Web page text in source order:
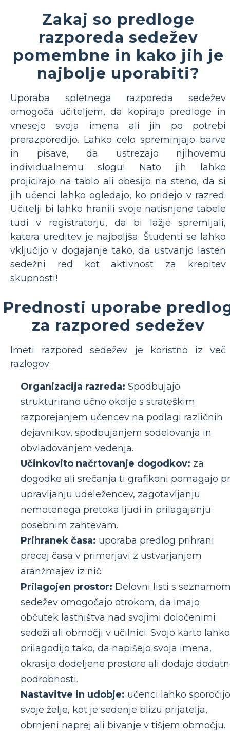
Zakaj so predloge
razporeda sedežev
pomembne in kako jih je
najbolje uporabiti?
Uporaba spletnega razporeda sedežev
omogoča učiteljem, da kopirajo predloge in
vnesejo svoja imena ali jih po potrebi
prerazporedijo. Lahko celo spreminjajo barve
in pisave, da ustrezajo njihovemu
individualnemu slogu! Nato jih lahko
projicirajo na tablo ali obesijo na steno, da si
jih učenci lahko ogledajo, ko pridejo v razred.
Učitelji bi lahko hranili svoje natisnjene tabele
tudi v registratorju, da bi lažje spremljali,
katera ureditev je najboljša. Študenti se lahko
vključijo v dogajanje tako, da ustvarijo lasten
sedežni red kot aktivnost za krepitev
skupnosti!
Prednosti uporabe
za razpored sedežev
Imeti razpored sedežev je koristno iz več
razlogov:
Organizacija razreda: Spodbujajo
strukturirano učno okolje s strateškim
razporejanjem učencev na podlagi različnih
dejavnikov, spodbujanjem sodelovanja in
obvladovanjem vedenja.
Učinkovito načrtovanje dogodkov: za
dogodke ali srečanja ti grafikoni pomagajo
upravljanju udeležencev, zagotavljanju
nemotenega pretoka ljudi in prilagajanju
posebnim zahtevam.
Prihranek časa: uporaba predlog prihrani
precej časa v primerjavi z ustvarjanjem
aranžmajev iz nič.
Prilagojen prostor: Delovni listi s
sedežev omogočajo otrokom, da imajo
občutek lastništva nad svojimi določenimi
sedeži ali območji v učilnici. Svojo karto lahko
prilagodijo tako, da napišejo svoja imena,
okrasijo dodeljene prostore ali dodajo
podrobnosti.
Nastavitve in udobje: učenci lahko sporočijo
svoje želje, kot je sedenje blizu prijatelja,
obrnjeni naprej ali bivanje v tišjem območju.